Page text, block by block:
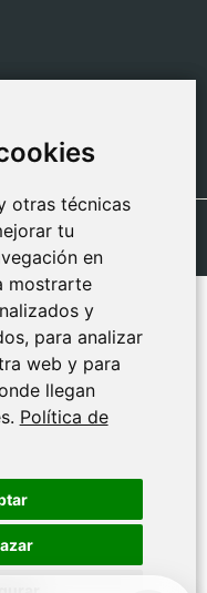
otras técnicas
tu
en
mostrarte
y
para analizar
web y para
llegan
Política de
otras técnicas
tu
en
mostrarte
y
para analizar
web y para
llegan
Política de